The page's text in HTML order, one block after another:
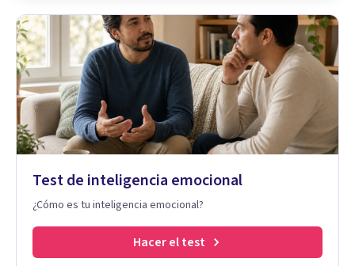
Test de inteligencia emocional
¿Cómo es tu inteligencia emocional?
Hacer el test